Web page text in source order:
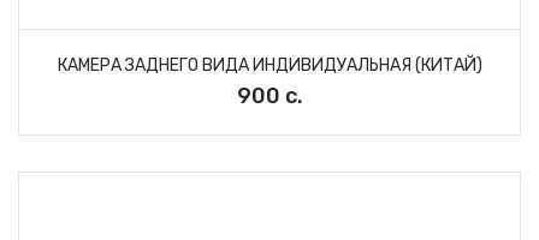
КАМЕРА ЗАДНЕГО ВИДА ИНДИВИДУАЛЬНАЯ (КИТАЙ)
900 с.